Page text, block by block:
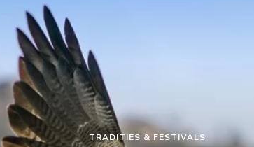
TRADITIES & FESTIVALS